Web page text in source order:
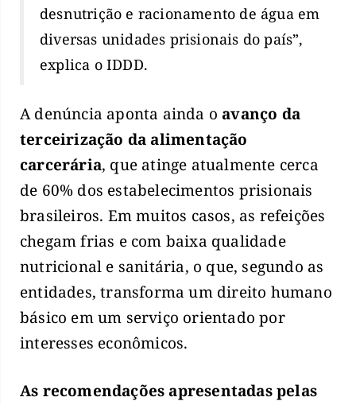
desnutrição e racionamento de água em
diversas unidades prisionais do país”,
explica o IDDD.
A denúncia aponta ainda oavanço da
terceirização da alimentação
carcerária, que atinge atualmente cerca
de 60% dos estabelecimentos prisionais
brasileiros. Em muitos casos, as refeições
chegam frias e com baixa qualidade
nutricional e sanitária, o que, segundo as
entidades, transforma um direito humano
básico em um serviço orientado por
interesses econômicos.
As recomendações apresentadas pelas